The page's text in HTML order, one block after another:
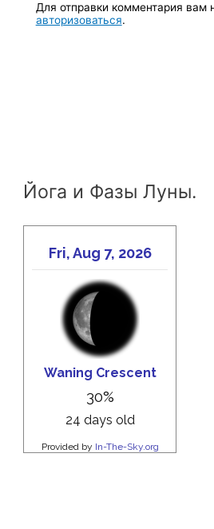
Для отправки комментария вам
авторизоваться.
Йога и Фазы Луны.